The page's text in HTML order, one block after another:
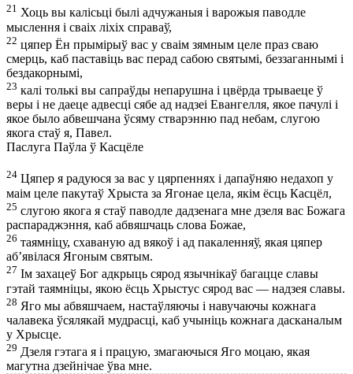
21 Хоць вы калісьці былі адчужаныя і варожыя паводле
мыслення і сваіх ліхіх справаў,
22 цяпер Ён прымірыў вас у сваім зямным целе праз сваю
смерць, каб паставіць вас перад сабою святымі, беззаганнымі і
бездакорнымі,
23 калі толькі вы сапраўды непарушна і цвёрда трываеце ў
веры і не даеце адвесці сябе ад надзеі Евангелля, якое пачулі і
якое было абвешчана ўсяму стварэнню пад небам, слугою
якога стаў я, Павел.
Паслуга Паўла ў Касцёле
24 Цяпер я радуюся за вас у цярпеннях і дапаўняю недахоп у
маім целе пакутаў Хрыста за Ягонае цела, якім ёсць Касцёл,
25 слугою якога я стаў паводле дадзенага мне дзеля вас Божага
распараджэння, каб абвяшчаць слова Божае,
26 таямніцу, схаваную ад вякоў і ад пакаленняў, якая цяпер
аб’явілася Ягоным святым.
27 Ім захацеў Бог адкрыць сярод язычнікаў багацце славы
гэтай таямніцы, якою ёсць Хрыстус сярод вас — надзея славы.
28 Яго мы абвяшчаем, настаўляючы і навучаючы кожнага
чалавека ўсялякай мудрасці, каб учыніць кожнага дасканалым
у Хрысце.
29 Дзеля гэтага я і працую, змагаючыся Яго моцаю, якая
магутна дзейнічае ўва мне.